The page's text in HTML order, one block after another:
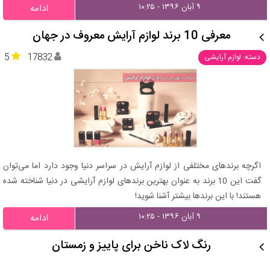
۹ آبان ۱۳۹۶ - ۱۰:۲۵ ادامه
معرفی 10 برند لوازم آرایش معروف در جهان
دسته: لوازم آرایشی 5 17832
اگرچه برندهای مختلفی از لوازم آرایش در سراسر دنیا وجود دارد اما می‌توان
گفت این 10 برند به عنوان بهترین برندهای لوازم آرایشی در دنیا شناخته شده
هستند! با این برندها بیشتر آشنا شوید!
۹ آبان ۱۳۹۶ - ۱۰:۲۵ ادامه
رنگ لاک ناخن برای پاییز و زمستان